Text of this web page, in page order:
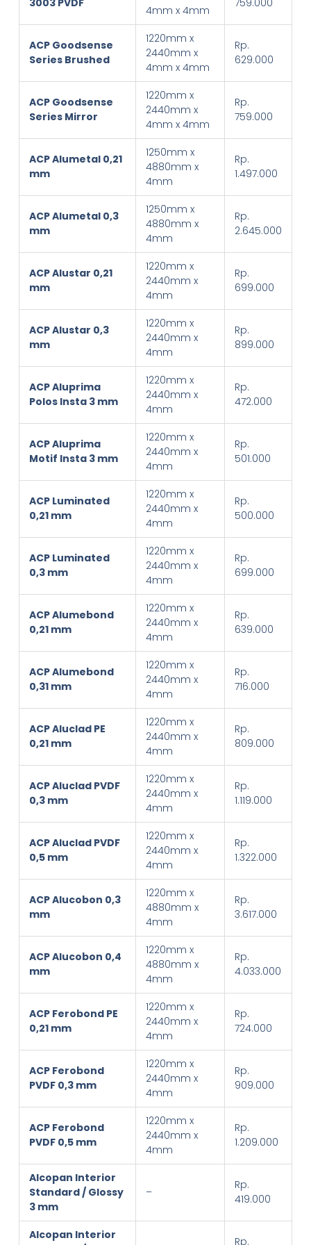
4mm x 4mm
ACP Goodsense
Series Brushed
1220mm x
2440mm x
4mm x 4mm
Rp.
629.000
ACP Goodsense
Series Mirror
1220mm x
2440mm x
4mm x 4mm
Rp.
759.000
ACP Alumetal 0,21
mm
1250mm x
4880mm x
4mm
Rp.
1.497.000
ACP Alumetal 0,3
mm
1250mm x
4880mm x
4mm
Rp.
2.645.000
ACP Alustar 0,21
mm
1220mm x
2440mm x
4mm
Rp.
699.000
ACP Alustar 0,3
mm
1220mm x
2440mm x
4mm
Rp.
899.000
ACP Aluprima
Polos Insta 3 mm
1220mm x
2440mm x
4mm
Rp.
472.000
ACP Aluprima
Motif Insta 3 mm
1220mm x
2440mm x
4mm
Rp.
501.000
ACP Luminated
0,21 mm
1220mm x
2440mm x
4mm
Rp.
500.000
ACP Luminated
0,3 mm
1220mm x
2440mm x
4mm
Rp.
699.000
ACP Alumebond
0,21 mm
1220mm x
2440mm x
4mm
Rp.
639.000
ACP Alumebond
0,31 mm
1220mm x
2440mm x
4mm
Rp.
716.000
ACP Aluclad PE
0,21 mm
1220mm x
2440mm x
4mm
Rp.
809.000
ACP Aluclad PVDF
0,3 mm
1220mm x
2440mm x
4mm
Rp.
1.119.000
ACP Aluclad PVDF
0,5 mm
1220mm x
2440mm x
4mm
Rp.
1.322.000
ACP Alucobon 0,3
mm
1220mm x
4880mm x
4mm
Rp.
3.617.000
ACP Alucobon 0,4
mm
1220mm x
4880mm x
4mm
Rp.
4.033.000
ACP Ferobond PE
0,21 mm
1220mm x
2440mm x
4mm
Rp.
724.000
ACP Ferobond
PVDF 0,3 mm
1220mm x
2440mm x
4mm
Rp.
909.000
ACP Ferobond
PVDF 0,5 mm
1220mm x
2440mm x
4mm
Rp.
1.209.000
Alcopan Interior
Standard / Glossy
3 mm
–
Rp.
419.000
Alcopan Interior
Rp.